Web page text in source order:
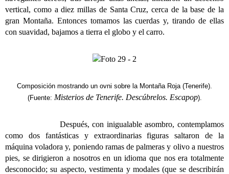
vertical, como a diez millas de Santa Cruz, cerca de la base de la
gran Montaña. Entonces tomamos las cuerdas y, tirando de ellas
con suavidad, bajamos a tierra el globo y el carro.
Composición mostrando un ovni sobre la Montaña Roja (Tenerife).
(Fuente: Misterios de Tenerife. Descúbrelos. Escapop).
Después, con inigualable asombro, contemplamos
como dos fantásticas y extraordinarias figuras saltaron de la
máquina voladora y, poniendo ramas de palmeras y olivo a nuestros
pies, se dirigieron a nosotros en un idioma que nos era totalmente
desconocido; su aspecto, vestimenta y modales (que se describirán